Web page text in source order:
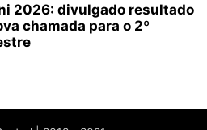
2026: divulgado resultado
chamada para o 2º